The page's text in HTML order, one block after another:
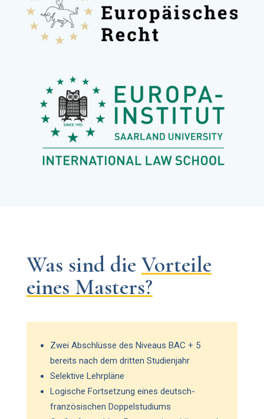
Was sind dieVorteile
eines Masters?
Zwei Abschlüsse des Niveaus BAC + 5
bereits nach dem dritten Studienjahr
Selektive Lehrpläne
Logische Fortsetzung eines deutsch-
französischen Doppelstudiums